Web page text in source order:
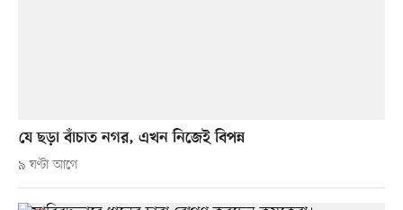
যে ছড়া বাঁচাত নগর, এখন নিজেই বিপন্ন
৯ ঘণ্টা আগে